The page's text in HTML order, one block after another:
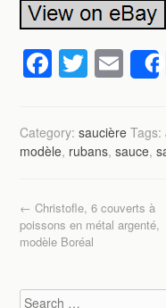
F
c
e
o
o
T
tt
er
E
m
ail
Category:saucière Tags:
modèle, rubans,sauce,
Post
← Christofle, 6 couverts à
poissons en métal argenté,
modèle Boréal
Search